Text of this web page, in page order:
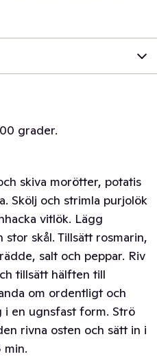
grader.
skiva morötter, potatis
Skölj och strimla purjolök
vitlök. Lägg
stor skål. Tillsätt rosmarin,
salt och peppar. Riv
tillsätt hälften till
om ordentligt och
i en ugnsfast form. Strö
rivna osten och sätt in i
min.